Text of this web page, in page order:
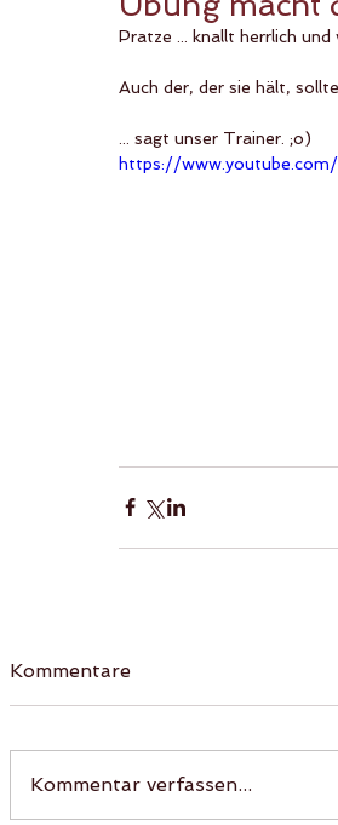
Pratze ... knallt herrlich und
Auch der, der sie hält,
... sagt unser Trainer. ;o)
https://
Kommentare
Kommentar verfassen...